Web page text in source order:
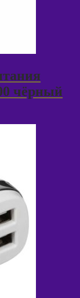
чёрный